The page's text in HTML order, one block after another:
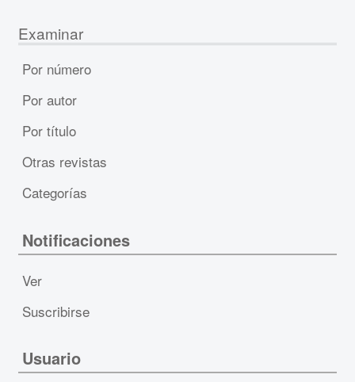
Examinar
Por número
Por autor
Por título
Otras revistas
Categorías
Notificaciones
Ver
Suscribirse
Usuario